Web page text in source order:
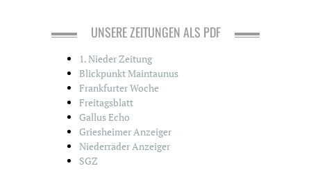
UNSERE ZEITUNGEN ALS PDF
1. Nieder Zeitung
Blickpunkt Maintaunus
Frankfurter Woche
Freitagsblatt
Gallus Echo
Griesheimer Anzeiger
Niederräder Anzeiger
SGZ